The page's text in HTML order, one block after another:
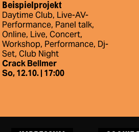
Beispielprojekt
Daytime Club Live-AV-
Performance Panel talk
Online Live Concert
Workshop Performance Dj-
Set Club Night
Crack Bellmer
So, 12.10. | 17:00